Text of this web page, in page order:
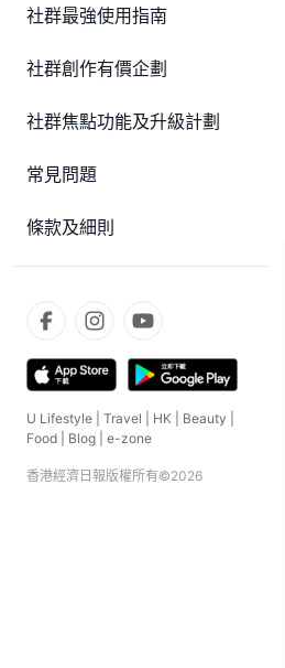
社群最強使用指南
社群創作有價企劃
社群焦點功能及升級計劃
常見問題
條款及細則
U Lifestyle Travel HK Beauty
Food
Blog e-zone
香港經濟日報版權所有©2026